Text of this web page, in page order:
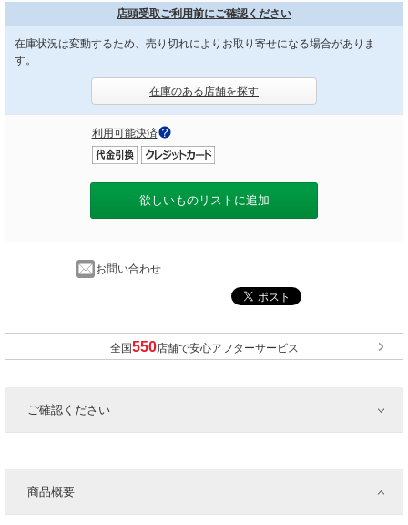
店頭受取ご利用前にご確認ください
在庫状況は変動するため、売り切れによりお取り寄せになる場合がありま
す。
在庫のある店舗を探す
利用可能決済
欲しいものリストに追加
お問い合わせ
全国 店舗で安心アフターサービス
ご確認ください
商品概要